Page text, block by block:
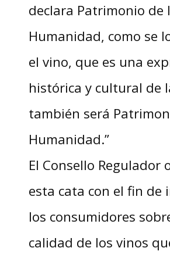
declara Patrimonio de
Humanidad, como se
el vino, que es una
histórica y cultural de
también será
Humanidad.”
El Consello Regulador
esta cata con el fin de
los consumidores
calidad de los vinos